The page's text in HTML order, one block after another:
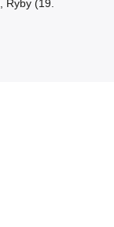
Ryby (19.